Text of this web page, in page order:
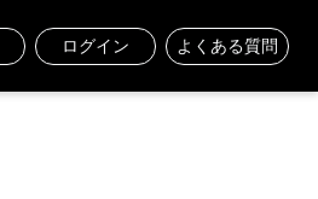
ログイン よくある質問